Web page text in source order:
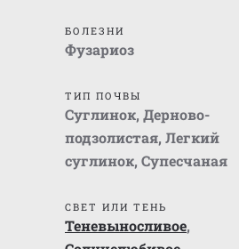
БОЛЕЗНИ
Фузариоз
ТИП ПОЧВЫ
Суглинок, Дерново-
подзолистая, Легкий
суглинок, Супесчаная
СВЕТ ИЛИ ТЕНЬ
Теневыносливое,